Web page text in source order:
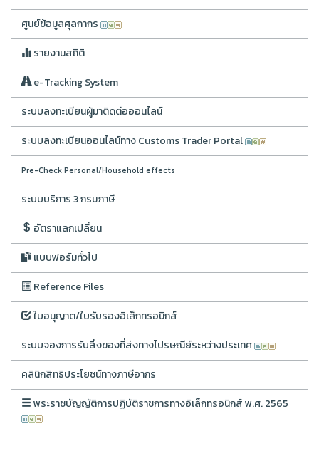
ศูนย์ข้อมูลศุลกากร
รายงานสถิติ
e-Tracking System
ระบบลงทะเบียนผู้มาติดต่อออนไลน์
ระบบลงทะเบียนออนไลน์ทาง Customs Trader Portal
Pre-Check Personal/Household effects
ระบบบริการ 3 กรมภาษี
อัตราแลกเปลี่ยน
แบบฟอร์มทั่วไป
Reference Files
ใบอนุญาต/ใบรับรองอิเล็กทรอนิกส์
ระบบจองการรับสิ่งของที่ส่งทางไปรษณีย์ระหว่างประเทศ
คลินิกสิทธิประโยชน์ทางภาษีอากร
พระราชบัญญัติการปฏิบัติราชการทางอิเล็กทรอนิกส์ พ.ศ. 2565